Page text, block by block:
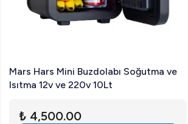
Mars Hars Mini Buzdolabı Soğutma ve
Isıtma 12v ve 220v 10Lt
₺ 4,500.00